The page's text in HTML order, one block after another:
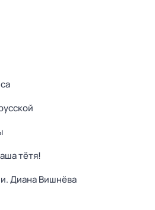
тётя!
Диана Вишнёва